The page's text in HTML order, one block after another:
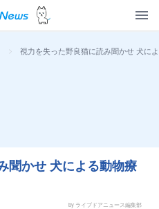
> 視力を失った野良猫に読み聞かせ 犬に
聞かせ 犬による動物療
by ライブドアニュース編集部